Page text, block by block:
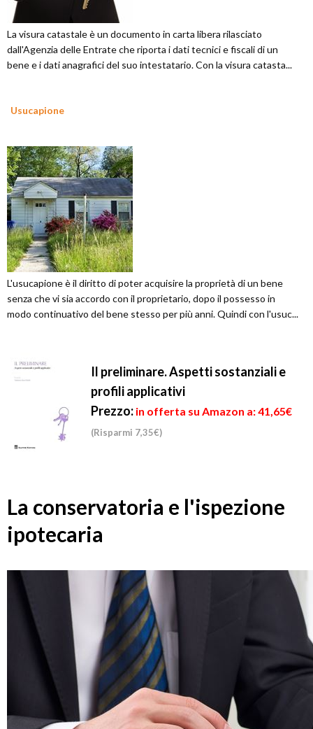
La visura catastale è un documento in carta libera rilasciato
dall'Agenzia delle Entrate che riporta i dati tecnici e fiscali di un
bene e i dati anagrafici del suo intestatario. Con la visura catasta...
Usucapione
L'usucapione è il diritto di poter acquisire la proprietà di un bene
senza che vi sia accordo con il proprietario, dopo il possesso in
modo continuativo del bene stesso per più anni. Quindi con l'usuc...
Il preliminare. Aspetti sostanziali e
profili applicativi
Prezzo: in offerta su Amazon a: 41,65€
(Risparmi 7,35€)
La conservatoria e l'ispezione
ipotecaria